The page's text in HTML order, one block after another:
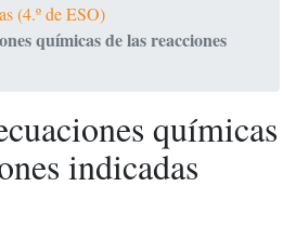
(4.º de ESO)
químicas de las reacciones
químicas
indicadas